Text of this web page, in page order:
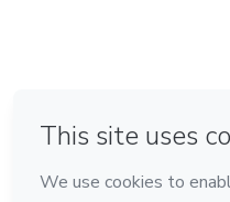
Feito com ❤ em Bogotá